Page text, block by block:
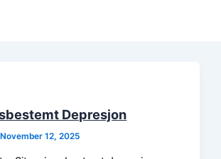
Depresjon
November 12, 2025